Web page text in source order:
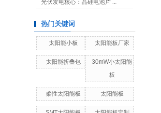
光伏发电核心：晶硅电池片 ...
热门关键词
太阳能小板 太阳能板厂家
太阳能折叠包
30mW小太阳能
板
柔性太阳能板 太阳能板